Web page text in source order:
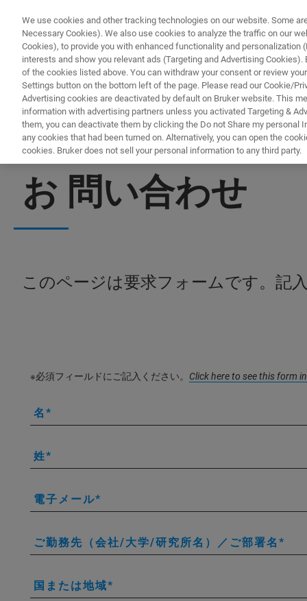
お 問い合わせ
このページは要求フォームです。記
※必須フィールドにご記入ください。 Click here to see this form
名
姓
電子メール
ご勤務先（会社/大学/研究所名）／ご部署名
国または地域
We use cookies and other tracking technologies on our website. Some
Necessary Cookies). We also use cookies to analyze the traffic on our
Cookies), to provide you with enhanced functionality and personalization
interests and show you relevant ads (Targeting and Advertising
of the cookies listed above. You can withdraw your consent or review
Settings button on the bottom left of the page. Please read our Cookie/
Advertising cookies are deactivated by default on Bruker website. This
information with advertising partners unless you activated Targeting &
them, you can deactivate them by clicking the Do not Share my personal
any cookies that had been turned on. Alternatively, you can open the
cookies. Bruker does not sell your personal information to any third party.